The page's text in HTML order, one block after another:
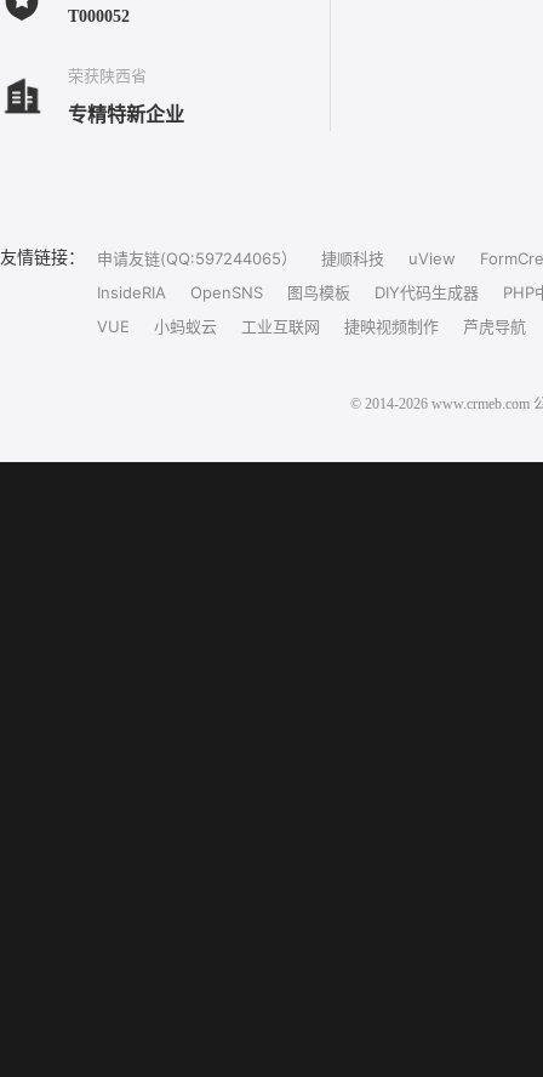
T000052
荣获陕西省
专精特新企业
友情链接： 申请友链(QQ:597244065） 捷顺科技 uView
InsideRIA
OpenSNS 图鸟模板 DIY代码生成器
PHP
VUE
小蚂蚁云 工业互联网 捷映视频制作 芦虎导航
© 2014-2026